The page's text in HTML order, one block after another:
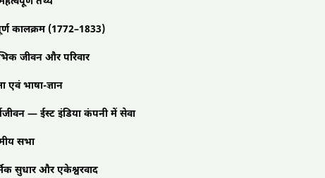
कालक्रम (1772–1833)
जीवन और परिवार
एवं भाषा-ज्ञान
— ईस्ट इंडिया कंपनी में सेवा
सभा
सुधार और एकेश्वरवाद